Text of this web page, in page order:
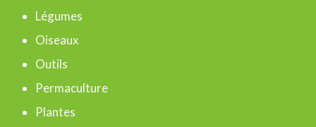
Légumes
Oiseaux
Outils
Permaculture
Plantes